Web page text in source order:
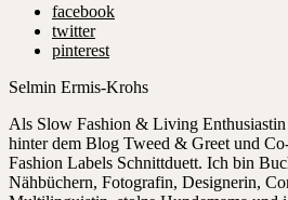
facebook
twitter
pinterest
Selmin Ermis-Krohs
Als Slow Fashion & Living
hinter dem Blog Tweed & Greet und
Fashion Labels Schnittduett. Ich bin
Nähbüchern, Fotografin, Designerin,